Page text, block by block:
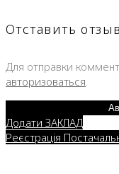
Отставить отзыв
Для отправки
авторизоваться.
Додати ЗАКЛАД
Реєстрація